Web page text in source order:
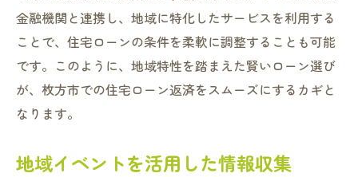
金融機関と連携し、地域に特化したサービスを利用する
ことで、住宅ローンの条件を柔軟に調整することも可能
です。このように、地域特性を踏まえた賢いローン選び
が、枚方市での住宅ローン返済をスムーズにするカギと
なります。
地域イベントを活用した情報収集